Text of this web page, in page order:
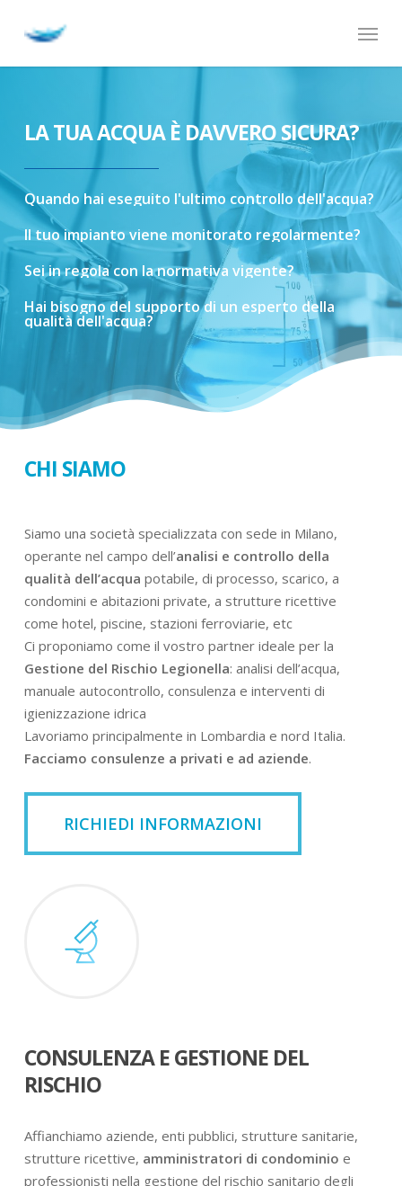
Menu
LA TUA ACQUA È DAVVERO SICURA?
Quando hai eseguito l'ultimo controllo dell'acqua?
Il tuoimpianto viene monitorato regolarmente?
Seiinregola con lanormativa vigente?
Hai bisognodel supportodi un esperto della
qualitàdell'acqua?
CHI SIAMO
Siamo una società specializzata con sede in Milano,
operante nel campo dell’analisi e controllo della
qualità dell’acqua potabile, di processo, scarico, a
condomini e abitazioni private, a strutture ricettive
come hotel, piscine, stazioni ferroviarie, etc
Ci proponiamo come il vostro partner ideale per la
Gestione del Rischio Legionella: analisi dell’acqua,
manuale autocontrollo, consulenza e interventi di
igienizzazione idrica
Lavoriamo principalmente in Lombardia e nord Italia.
Facciamo consulenze a privati e ad aziende.
RICHIEDI INFORMAZIONI
CONSULENZA E GESTIONE DEL
RISCHIO
Affianchiamo aziende, enti pubblici, strutture sanitarie,
strutture ricettive, amministratori di condominio e
professionisti nella gestione del rischio sanitario degli